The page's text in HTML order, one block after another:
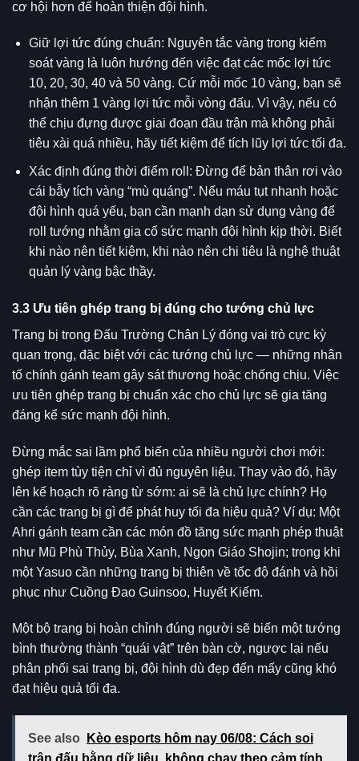
cơ hội hơn để hoàn thiện đội hình.
Giữ lợi tức đúng chuẩn: Nguyên tắc vàng trong kiểm
soát vàng là luôn hướng đến việc đạt các mốc lợi tức
10, 20, 30, 40 và 50 vàng. Cứ mỗi mốc 10 vàng, bạn sẽ
nhận thêm 1 vàng lợi tức mỗi vòng đấu. Vì vậy, nếu có
thể chịu đựng được giai đoạn đầu trận mà không phải
tiêu xài quá nhiều, hãy tiết kiệm để tích lũy lợi tức tối đa.
Xác định đúng thời điểm roll: Đừng để bản thân rơi vào
cái bẫy tích vàng “mù quáng”. Nếu máu tụt nhanh hoặc
đội hình quá yếu, bạn cần mạnh dạn sử dụng vàng để
roll tướng nhằm gia cố sức mạnh đội hình kịp thời. Biết
khi nào nên tiết kiệm, khi nào nên chi tiêu là nghệ thuật
quản lý vàng bậc thầy.
3.3 Ưu tiên ghép trang bị đúng cho tướng chủ lực
Trang bị trong Đấu Trường Chân Lý đóng vai trò cực kỳ
quan trọng, đặc biệt với các tướng chủ lực — những nhân
tố chính gánh team gây sát thương hoặc chống chịu. Việc
ưu tiên ghép trang bị chuẩn xác cho chủ lực sẽ gia tăng
đáng kể sức mạnh đội hình.
Đừng mắc sai lầm phổ biến của nhiều người chơi mới:
ghép item tùy tiện chỉ vì đủ nguyên liệu. Thay vào đó, hãy
lên kế hoạch rõ ràng từ sớm: ai sẽ là chủ lực chính? Họ
cần các trang bị gì để phát huy tối đa hiệu quả? Ví dụ: Một
Ahri gánh team cần các món đồ tăng sức mạnh phép thuật
như Mũ Phù Thủy, Bùa Xanh, Ngọn Giáo Shojin; trong khi
một Yasuo cần những trang bị thiên về tốc độ đánh và hồi
phục như Cuồng Đao Guinsoo, Huyết Kiếm.
Một bộ trang bị hoàn chỉnh đúng người sẽ biến một tướng
bình thường thành “quái vật” trên bàn cờ, ngược lại nếu
phân phối sai trang bị, đội hình dù đẹp đến mấy cũng khó
đạt hiệu quả tối đa.
See also
Kèo esports hôm nay 06/08: Cách soi
trận đấu bằng dữ liệu, không chạy theo cảm tính